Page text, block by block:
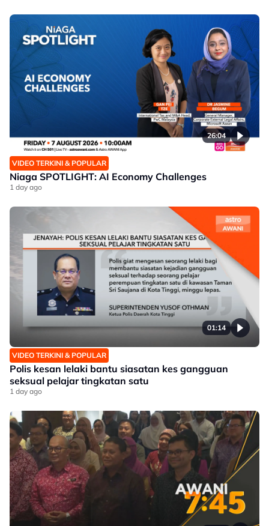
26:04
VIDEO TERKINI & POPULAR
Niaga SPOTLIGHT: AI Economy Challenges
1 day ago
01:14
VIDEO TERKINI & POPULAR
Polis kesan lelaki bantu siasatan kes gangguan
seksual pelajar tingkatan satu
1 day ago